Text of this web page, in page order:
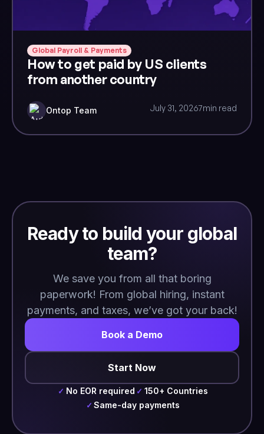
Global Payroll & Payments
How to get paid by US clients
from another country
Ontop Team July 31, 20267min read
Ready to build your global
team?
We save you from all that boring
paperwork! From global hiring, instant
payments, and taxes, we’ve got your back!
Book a Demo
Start Now
✓ No EOR required ✓ 150+ Countries
✓ Same-day payments